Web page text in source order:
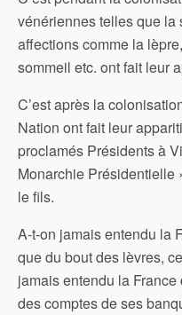
vénériennes telles que
affections comme la
sommeil etc. ont fait leur
C’est après la
Nation ont fait leur
proclamés Présidents à
Monarchie Présidentielle
le fils.
A-t-on jamais entendu la
que du bout des lèvres,
jamais entendu la
des comptes de ses